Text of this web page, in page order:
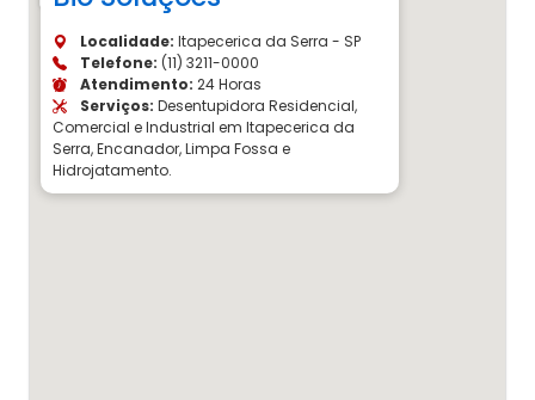
Localidade: Itapecerica da Serra - SP
Telefone: (11) 3211-0000
Atendimento: 24 Horas
Serviços: Desentupidora Residencial,
Comercial e Industrial em Itapecerica da
Serra, Encanador, Limpa Fossa e
Hidrojatamento.